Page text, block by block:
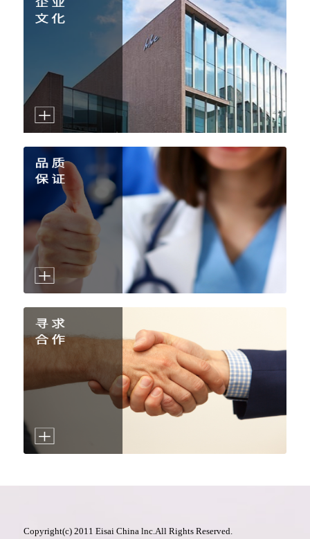
Copyright(c) 2011 Eisai China lnc.All Rights Reserved.